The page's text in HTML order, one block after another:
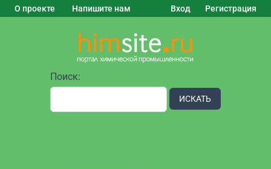
О проекте Напишите нам Вход Регистрация
Поиск:
ИСКАТЬ